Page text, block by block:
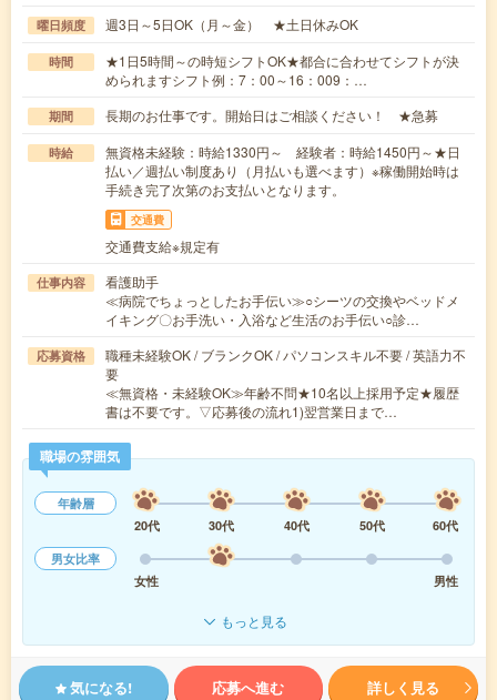
曜日頻度 週3日～5日OK（月～金） ★土日休みOK
時間
★1日5時間～の時短シフトOK★都合に合わせてシフトが決
められますシフト例：7：00～16：009：…
期間 長期のお仕事です。開始日はご相談ください！ ★急募
時給
無資格未経験：時給1330円～ 経験者：時給1450円～★日
払い／週払い制度あり（月払いも選べます）※稼働開始時は
手続き完了次第のお支払いとなります。
交通費
交通費支給※規定有
仕事内容
看護助手
≪病院でちょっとしたお手伝い≫○シーツの交換やベッドメ
イキング〇お手洗い・入浴など生活のお手伝い○診…
応募資格
職種未経験OK / ブランクOK / パソコンスキル不要 / 英語力不
要
≪無資格・未経験OK≫年齢不問★10名以上採用予定★履歴
書は不要です。▽応募後の流れ1)翌営業日まで…
職場の雰囲気
年齢層
20代
30代 40代 50代
60代
男女比率
女性
男性
もっと見る
気になる! 応募へ進む 詳しく見る